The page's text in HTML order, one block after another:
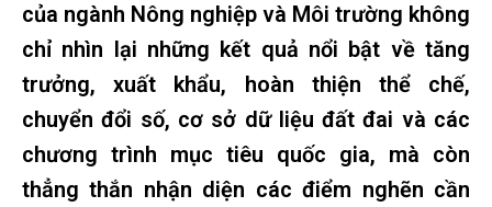
của ngành Nông nghiệp và Môi trường không
chỉ nhìn lại những kết quả nổi bật về tăng
trưởng, xuất khẩu, hoàn thiện thể chế,
chuyển đổi số, cơ sở dữ liệu đất đai và các
chương trình mục tiêu quốc gia, mà còn
thẳng thắn nhận diện các điểm nghẽn cần